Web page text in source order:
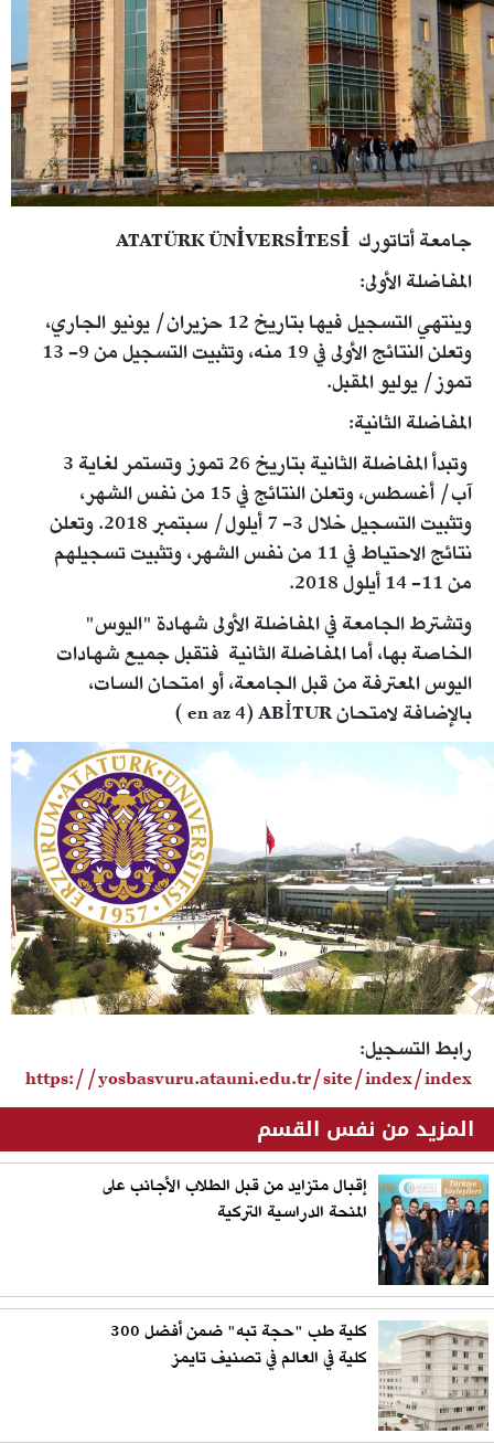
جامعة أتاتورك ATATÜRK ÜNİVERSİTESİ
المفاضلة الأولى:
وينتهي التسجيل فيها بتاريخ 12 حزيران/ يونيو الجاري،
وتعلن النتائج الأولى في 19 منه، وتثبيت التسجيل من 9- 13
تموز/ يوليو المقبل.
المفاضلة الثانية:
وتبدأ المفاضلة الثانية بتاريخ 26 تموز وتستمر لغاية 3
آب/ أغسطس، وتعلن النتائج في 15 من نفس الشهر،
وتثبيت التسجيل خلال 3- 7 أيلول/ سبتمبر 2018. وتعلن
نتائج الاحتياط في 11 من نفس الشهر، وتثبيت تسجيلهم
من 11- 14 أيلول 2018.
وتشترط الجامعة في المفاضلة الأولى شهادة "اليوس"
الخاصة بها، أما المفاضلة الثانية فتقبل جميع شهادات
اليوس المعترفة من قبل الجامعة، أو امتحان السات،
بالإضافة لامتحان en az 4) ABİTUR )
maxresdefault_1.jpg
رابط التسجيل:
https://yosbasvuru.atauni.edu.tr/site/index/index
المزيد من نفس القسم
إقبال متزايد من قبل الطلاب الأجانب على
المنحة الدراسية التركية
كلية طب "حجة تبه" ضمن أفضل 300
كلية في العالم في تصنيف تايمز